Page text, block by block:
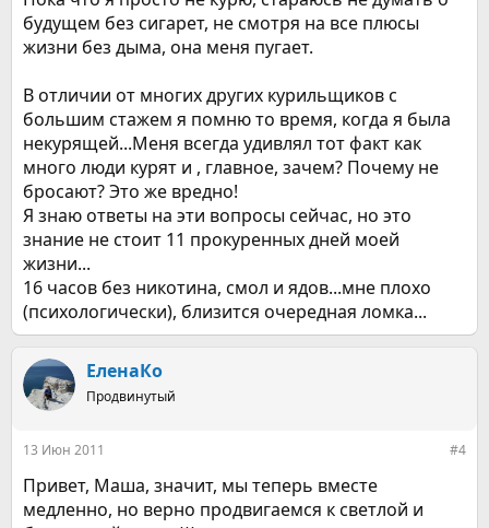
будущем без сигарет, не смотря на все плюсы
жизни без дыма, она меня пугает.
В отличии от многих других курильщиков с
большим стажем я помню то время, когда я была
некурящей...Меня всегда удивлял тот факт как
много люди курят и , главное, зачем? Почему не
бросают? Это же вредно!
Я знаю ответы на эти вопросы сейчас, но это
знание не стоит 11 прокуренных дней моей
жизни...
16 часов без никотина, смол и ядов...мне плохо
(психологически), близится очередная ломка...
ЕленаКо
Продвинутый
13 Июн 2011 #4
Привет, Маша, значит, мы теперь вместе
медленно, но верно продвигаемся к светлой и